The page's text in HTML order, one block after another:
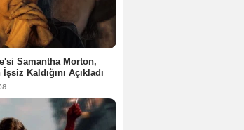
Samantha Morton,
Kaldığını Açıkladı